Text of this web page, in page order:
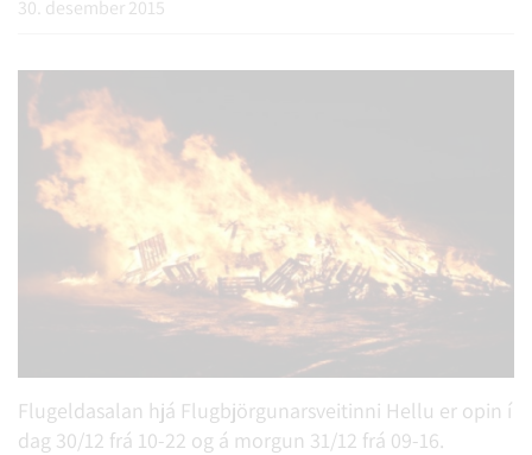
30. desember 2015
Flugeldasalan hjá Flugbjörgunarsveitinni Hellu er opin í
dag 30/12 frá 10-22 og á morgun 31/12 frá 09-16.